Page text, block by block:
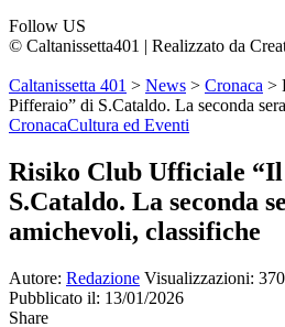
Follow US
© Caltanissetta401 | Realizzato da
Caltanissetta 401 > News > Cronaca >
Pifferaio” di S.Cataldo. La seconda
CronacaCultura ed Eventi
Risiko Club Ufficiale
S.Cataldo. La seconda
amichevoli, classifiche
Autore: Redazione Visualizzazioni: 370
Pubblicato il: 13/01/2026
Share